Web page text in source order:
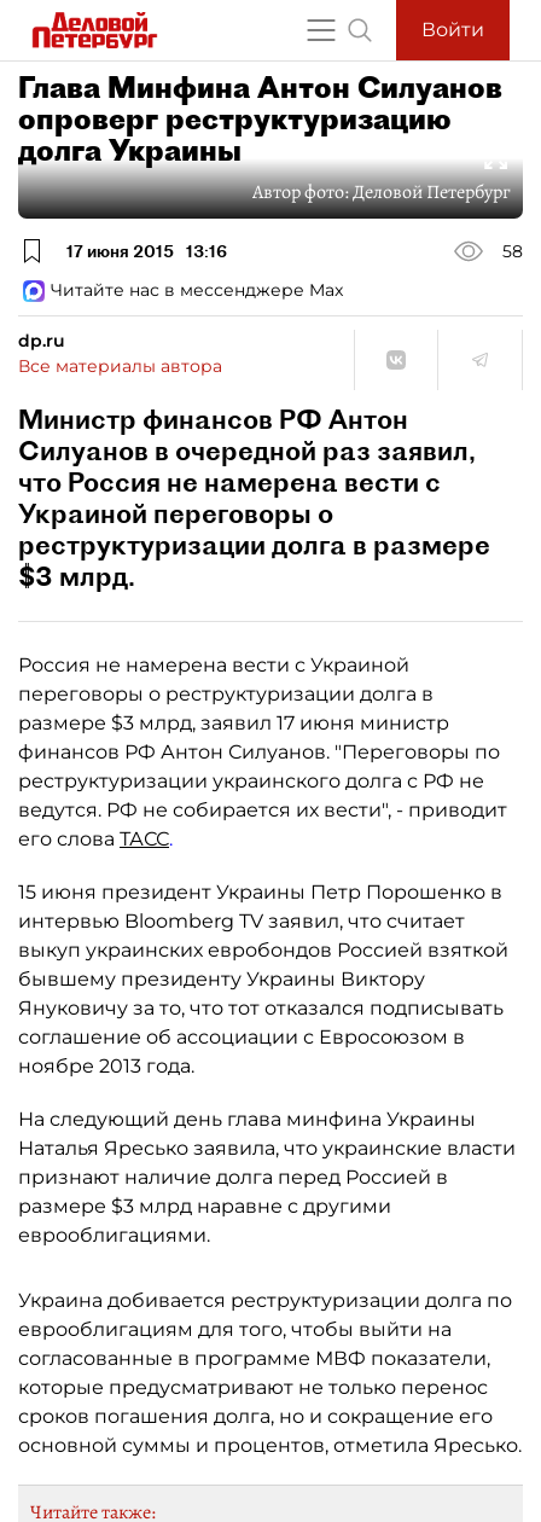
Войти
Глава Минфина Антон Силуанов
опроверг реструктуризацию
долга Украины
Автор фото:Деловой Петербург
17 июня 2015 13:16
58
Читайте нас в мессенджере Max
dp.ru
Все материалы автора
Министр финансов РФ Антон
Силуанов в очередной раз заявил,
что Россия не намерена вести с
Украиной переговоры о
реструктуризации долга в размере
$3 млрд.
Россия не намерена вести с Украиной
переговоры о реструктуризации долга в
размере $3 млрд, заявил 17 июня министр
финансов РФ Антон Силуанов. "Переговоры по
реструктуризации украинского долга с РФ не
ведутся. РФ не собирается их вести", - приводит
его слова ТАСС.
15 июня президент Украины Петр Порошенко в
интервью Bloomberg TV заявил, что считает
выкуп украинских евробондов Россией взяткой
бывшему президенту Украины Виктору
Януковичу за то, что тот отказался подписывать
соглашение об ассоциации с Евросоюзом в
ноябре 2013 года.
На следующий день глава минфина Украины
Наталья Яресько заявила, что украинские власти
признают наличие долга перед Россией в
размере $3 млрд наравне с другими
еврооблигациями.
Украина добивается реструктуризации долга по
еврооблигациям для того, чтобы выйти на
согласованные в программе МВФ показатели,
которые предусматривают не только перенос
сроков погашения долга, но и сокращение его
основной суммы и процентов, отметила Яресько.
Читайте также: